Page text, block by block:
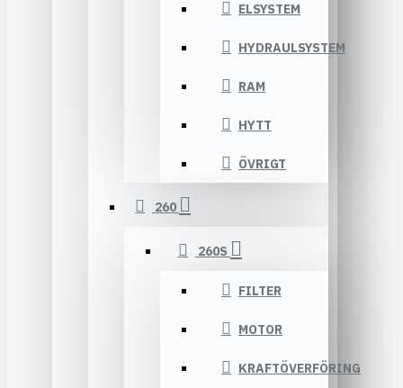
ELSYSTEM
HYDRAULSYSTEM
RAM
HYTT
ÖVRIGT
260
260S
FILTER
MOTOR
KRAFTÖVERFÖRING